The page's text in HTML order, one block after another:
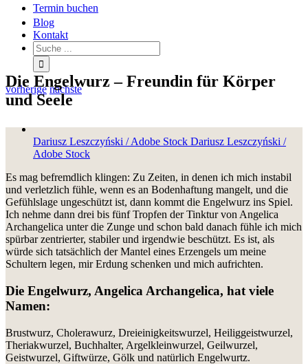
Termin buchen
Blog
Kontakt
vorherige nächste
Die Engelwurz – Freundin für Körper
und Seele
Zeige
grösseres
Bild
Dariusz Leszczyński / Adobe Stock Dariusz Leszczyński /
Adobe Stock
Es mag befremdlich klingen: Zu Zeiten, in denen ich mich instabil
und verletzlich fühle, wenn es an Bodenhaftung mangelt, und die
Gefühlslage ungeschützt ist, dann kommt die Engelwurz ins Spiel.
Ich nehme dann drei bis fünf Tropfen der Tinktur von Angelica
Archangelica unter die Zunge und schon bald danach fühle ich mich
spürbar zentrierter, stabiler und irgendwie beschützt. Es ist, als
würde sich tatsächlich der Mantel eines Erzengels um meine
Schultern legen, mir Erdung schenken und mich aufrichten.
Die Engelwurz, Angelica Archangelica, hat viele
Namen:
Brustwurz, Cholerawurz, Dreieinigkeitswurzel, Heiliggeistwurzel,
Theriakwurzel, Buchhalter, Argelkleinwurzel, Geilwurzel,
Geistwurzel, Giftwürze, Gölk und natürlich Engelwurtz.